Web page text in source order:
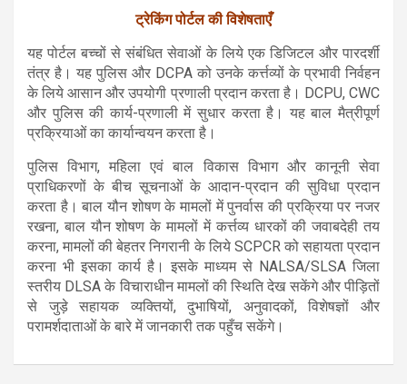
ट्रेकिंग पोर्टल की विशेषताएँ
यह पोर्टल बच्चों से संबंधित सेवाओं के लिये एक डिजिटल और पारदर्शी
तंत्र है। यह पुलिस और DCPA को उनके कर्त्तव्यों के प्रभावी निर्वहन
के लिये आसान और उपयोगी प्रणाली प्रदान करता है। DCPU, CWC
और पुलिस की कार्य-प्रणाली में सुधार करता है। यह बाल मैत्रीपूर्ण
प्रक्रियाओं का कार्यान्वयन करता है।
पुलिस विभाग, महिला एवं बाल विकास विभाग और कानूनी सेवा
प्राधिकरणों के बीच सूचनाओं के आदान-प्रदान की सुविधा प्रदान
करता है। बाल यौन शोषण के मामलों में पुनर्वास की प्रक्रिया पर नजर
रखना, बाल यौन शोषण के मामलों में कर्त्तव्य धारकों की जवाबदेही तय
करना, मामलों की बेहतर निगरानी के लिये SCPCR को सहायता प्रदान
करना भी इसका कार्य है। इसके माध्यम से NALSA/SLSA जिला
स्तरीय DLSA के विचाराधीन मामलों की स्थिति देख सकेंगे और पीड़ितों
से जुड़े सहायक व्यक्तियों, दुभाषियों, अनुवादकों, विशेषज्ञों और
परामर्शदाताओं के बारे में जानकारी तक पहुँच सकेंगे।